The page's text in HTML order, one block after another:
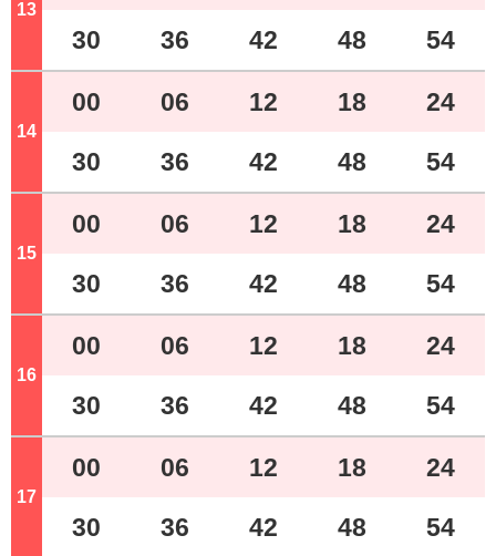
13
30 36 42 48 54
14
00 06 12 18 24
30 36 42 48 54
15
00 06 12 18 24
30 36 42 48 54
16
00 06 12 18 24
30 36 42 48 54
17
00 06 12 18 24
30 36 42 48 54